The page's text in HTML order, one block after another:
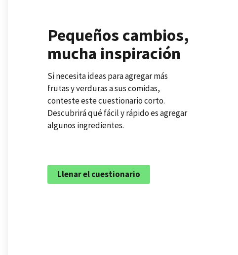
Pequeños cambios,
mucha inspiración
Si necesita ideas para agregar más
frutas y verduras a sus comidas,
conteste este cuestionario corto.
Descubrirá qué fácil y rápido es agregar
algunos ingredientes.